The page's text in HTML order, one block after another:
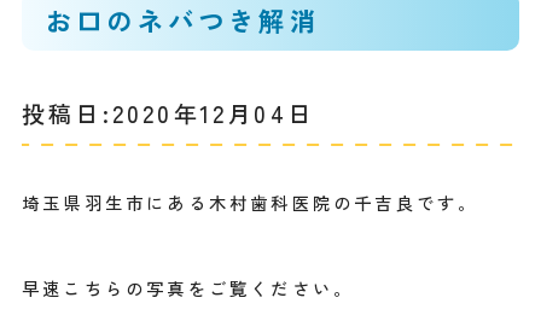
お口のネバつき解消
投稿日:2020年12月04日
埼玉県羽生市にある木村歯科医院の千吉良です。
早速こちらの写真をご覧ください。